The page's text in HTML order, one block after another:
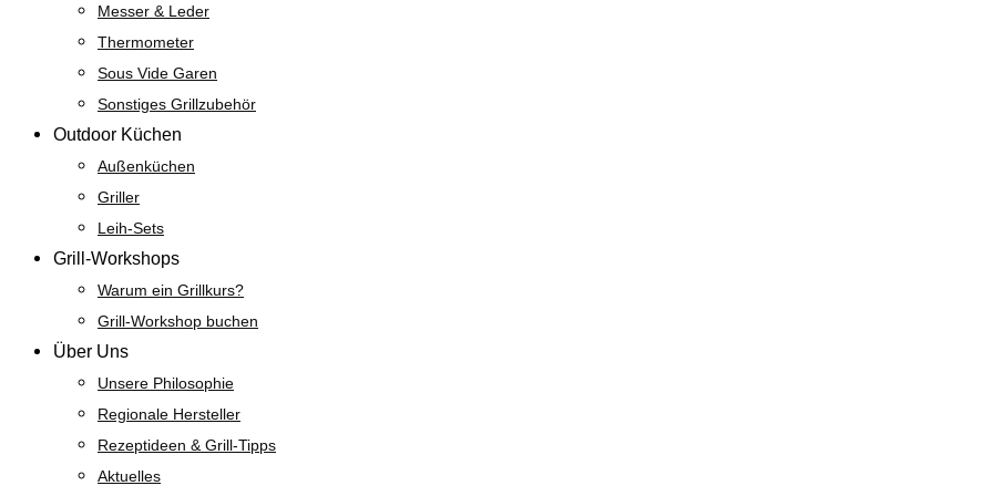
Messer & Leder
Thermometer
Sous Vide Garen
Sonstiges Grillzubehör
Outdoor Küchen
Außenküchen
Griller
Leih-Sets
Grill-Workshops
Warum ein Grillkurs?
Grill-Workshop buchen
Über Uns
Unsere Philosophie
Regionale Hersteller
Rezeptideen & Grill-Tipps
Aktuelles